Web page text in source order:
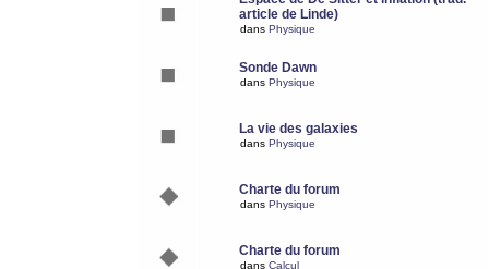
article de Linde)
dans Physique
Sonde Dawn
dans Physique
La vie des galaxies
dans Physique
Charte du forum
dans Physique
Charte du forum
dans Calcul